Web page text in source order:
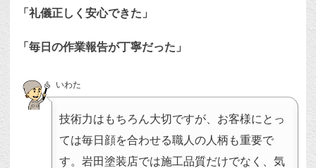
「礼儀正しく安心できた」
「毎日の作業報告が丁寧だった」
いわた
技術力はもちろん大切ですが、お客様にとっ
ては毎日顔を合わせる職人の人柄も重要で
す。岩田塗装店では施工品質だけでなく、気